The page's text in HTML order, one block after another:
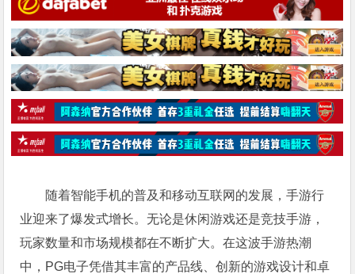
随着智能手机的普及和移动互联网的发展，手游行
业迎来了爆发式增长。无论是休闲游戏还是竞技手游，
玩家数量和市场规模都在不断扩大。在这波手游热潮
中，PG电子凭借其丰富的产品线、创新的游戏设计和卓